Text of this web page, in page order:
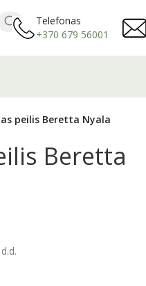
Telefonas
+370 679 56001
peilis Beretta Nyala
Beretta